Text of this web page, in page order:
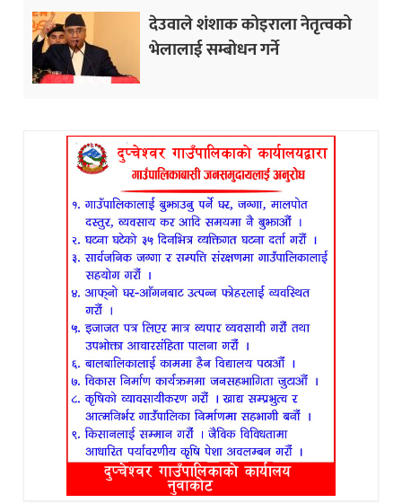
देउवाले शंशाक कोइराला नेतृत्वको
भेलालाई सम्बोधन गर्ने